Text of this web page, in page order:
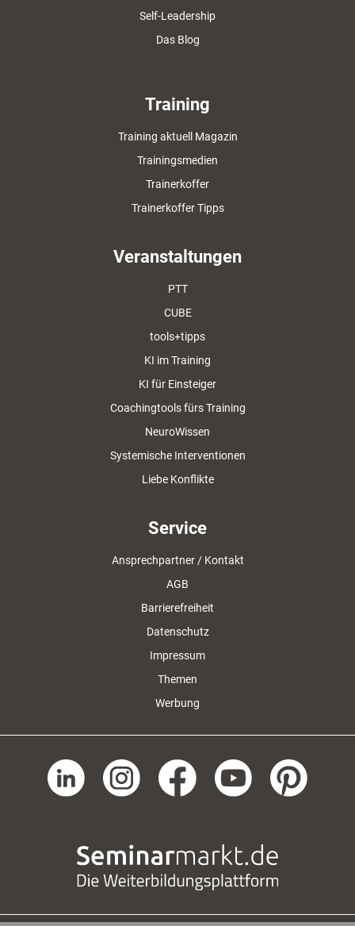
Self-Leadership
Das Blog
Training
Training aktuell Magazin
Trainingsmedien
Trainerkoffer
Trainerkoffer Tipps
Veranstaltungen
PTT
CUBE
tools+tipps
KI im Training
KI für Einsteiger
Coachingtools fürs Training
NeuroWissen
Systemische Interventionen
Liebe Konflikte
Service
Ansprechpartner / Kontakt
AGB
Barrierefreiheit
Datenschutz
Impressum
Themen
Werbung